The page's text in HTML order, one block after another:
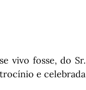
vivo fosse, do Sr.
e celebrada